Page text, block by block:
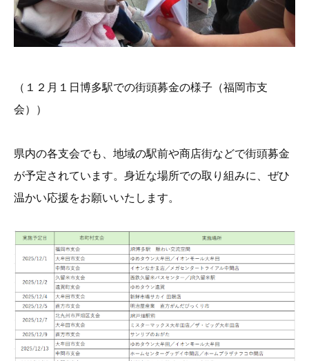
（１２月１日博多駅での街頭募金の様子（福岡市支
会））
県内の各支会でも、地域の駅前や商店街などで街頭募金
が予定されています。身近な場所での取り組みに、ぜひ
温かい応援をお願いいたします。